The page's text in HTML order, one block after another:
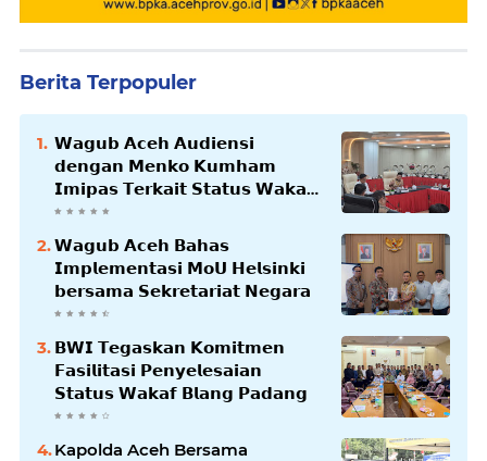
Berita Terpopuler
𝗪𝗮𝗴𝘂𝗯 𝗔𝗰𝗲𝗵 𝗔𝘂𝗱𝗶𝗲𝗻𝘀𝗶
𝗱𝗲𝗻𝗴𝗮𝗻 𝗠𝗲𝗻𝗸𝗼 𝗞𝘂𝗺𝗵𝗮𝗺
𝗜𝗺𝗶𝗽𝗮𝘀 𝗧𝗲𝗿𝗸𝗮𝗶𝘁 𝗦𝘁𝗮𝘁𝘂𝘀 𝗪𝗮𝗸𝗮𝗳
𝗕𝗹𝗮𝗻𝗴𝗽𝗮𝗱𝗮𝗻𝗴
𝗪𝗮𝗴𝘂𝗯 𝗔𝗰𝗲𝗵 𝗕𝗮𝗵𝗮𝘀
𝗜𝗺𝗽𝗹𝗲𝗺𝗲𝗻𝘁𝗮𝘀𝗶 𝗠𝗼𝗨 𝗛𝗲𝗹𝘀𝗶𝗻𝗸𝗶
𝗯𝗲𝗿𝘀𝗮𝗺𝗮 𝗦𝗲𝗸𝗿𝗲𝘁𝗮𝗿𝗶𝗮𝘁 𝗡𝗲𝗴𝗮𝗿𝗮
𝗕𝗪𝗜 𝗧𝗲𝗴𝗮𝘀𝗸𝗮𝗻 𝗞𝗼𝗺𝗶𝘁𝗺𝗲𝗻
𝗙𝗮𝘀𝗶𝗹𝗶𝘁𝗮𝘀𝗶 𝗣𝗲𝗻𝘆𝗲𝗹𝗲𝘀𝗮𝗶𝗮𝗻
𝗦𝘁𝗮𝘁𝘂𝘀 𝗪𝗮𝗸𝗮𝗳 𝗕𝗹𝗮𝗻𝗴 𝗣𝗮𝗱𝗮𝗻𝗴
Kapolda Aceh Bersama